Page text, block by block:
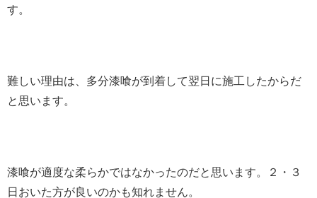
す。
難しい理由は、多分漆喰が到着して翌日に施工したからだ
と思います。
漆喰が適度な柔らかではなかったのだと思います。２・３
日おいた方が良いのかも知れません。